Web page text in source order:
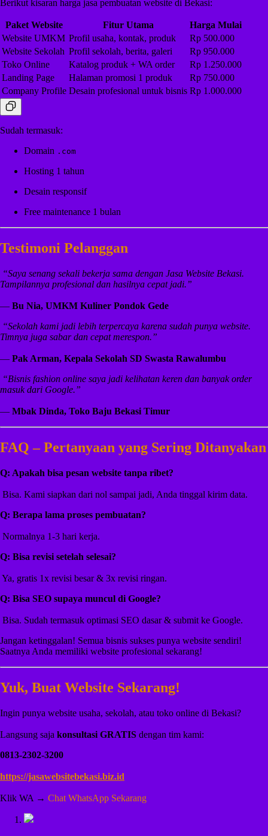
Berikut kisaran harga jasa pembuatan website di Bekasi:
Paket Website Fitur Utama
Harga Mulai
Website UMKM Profil usaha, kontak, produk
Rp 500.000
Website Sekolah Profil sekolah, berita, galeri
Rp 950.000
Toko Online
Katalog produk + WA order
Rp 1.250.000
Landing Page
Halaman promosi 1 produk
Rp 750.000
Company Profile Desain profesional untuk bisnis Rp 1.000.000
Sudah termasuk:
Domain .com
Hosting 1 tahun
Desain responsif
Free maintenance 1 bulan
Testimoni Pelanggan
“Saya senang sekali bekerja sama dengan Jasa Website Bekasi.
Tampilannya profesional dan hasilnya cepat jadi.”
— Bu Nia, UMKM Kuliner Pondok Gede
“Sekolah kami jadi lebih terpercaya karena sudah punya website.
Timnya juga sabar dan cepat merespon.”
— Pak Arman, Kepala Sekolah SD Swasta Rawalumbu
“Bisnis fashion online saya jadi kelihatan keren dan banyak order
masuk dari Google.”
— Mbak Dinda, Toko Baju Bekasi Timur
FAQ – Pertanyaan yang Sering Ditanyakan
Q: Apakah bisa pesan website tanpa ribet?
️ Bisa. Kami siapkan dari nol sampai jadi, Anda tinggal kirim data.
Q: Berapa lama proses pembuatan?
️ Normalnya 1-3 hari kerja.
Q: Bisa revisi setelah selesai?
️ Ya, gratis 1x revisi besar & 3x revisi ringan.
Q: Bisa SEO supaya muncul di Google?
️ Bisa. Sudah termasuk optimasi SEO dasar & submit ke Google.
Jangan ketinggalan! Semua bisnis sukses punya website sendiri!
Saatnya Anda memiliki website profesional sekarang!
Yuk, Buat Website Sekarang!
Ingin punya website usaha, sekolah, atau toko online di Bekasi?
Langsung saja konsultasi GRATIS dengan tim kami:
0813-2302-3200
https://jasawebsitebekasi.biz.id
Klik WA → Chat WhatsApp Sekarang